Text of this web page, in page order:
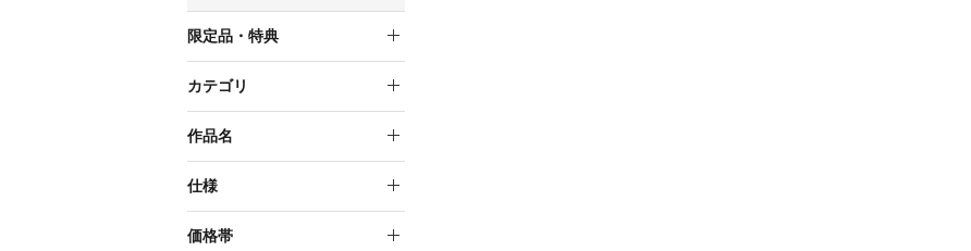
限定品・特典
特典付
限定品＋特典付
カテゴリ
スケールフィギュア
作品名
仕様
塗装済み完成品フィギュア
価格帯